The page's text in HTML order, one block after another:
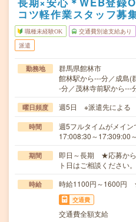
コツ軽作業スタッフ募
職種未経験OK 交通費別途支給あり
派遣
勤務地
群馬県館林市
館林駅から---分／成島(
-分／茂林寺前駅から---
曜日頻度 週5日 ※派遣先による
時間
週5フルタイムがメイ
17:008:30～17:309:00
期間
即日～長期 ★応募から
ト日はご相談ください
時給 時給1100円～1600円
交通費
交通費全額支給